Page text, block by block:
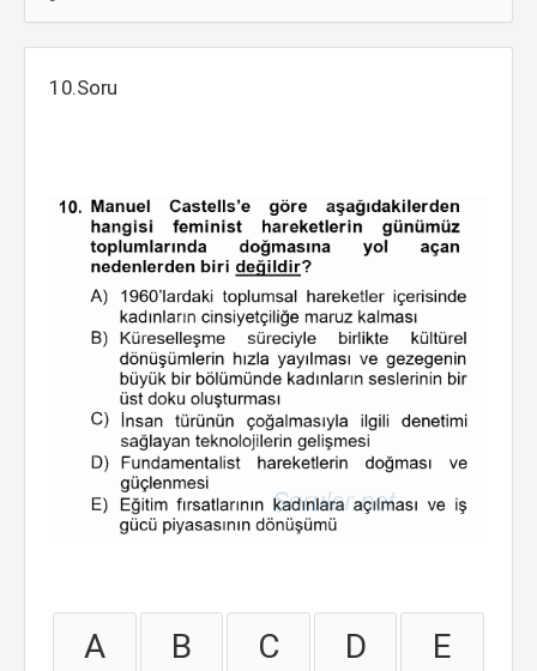
10.Soru
A B C D E